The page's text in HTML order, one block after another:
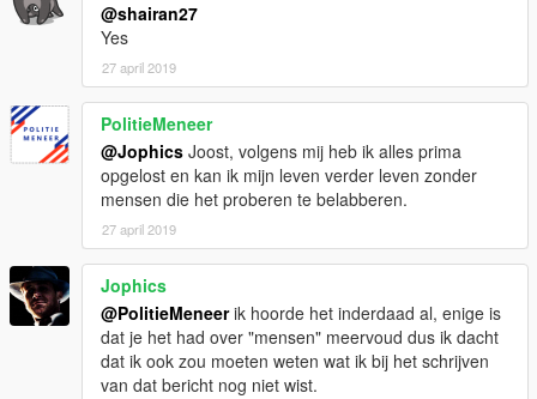
@shairan27
Yes
27 april 2019
PolitieMeneer
@Jophics Joost, volgens mij heb ik alles prima
opgelost en kan ik mijn leven verder leven zonder
mensen die het proberen te belabberen.
27 april 2019
Jophics
@PolitieMeneerik hoorde het inderdaad al, enige is
dat je het had over "mensen" meervoud dus ik dacht
dat ik ook zou moeten weten wat ik bij het schrijven
van dat bericht nog niet wist.